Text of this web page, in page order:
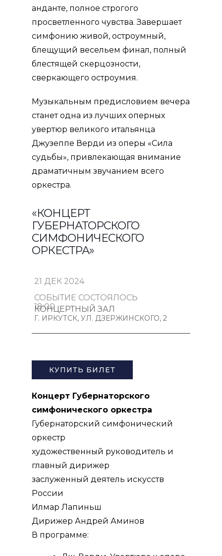
анданте, полное строгого
просветлен­ного чувства. Завершает
симфонию живой, остроумный,
блещущий весельем финал, полный
блестящей скерцозности,
сверкающего остроумия.
Музыкальным предисловием вечера
станет одна из лучших оперных
увертюр великого итальянца
Джузеппе Верди из оперы «Сила
судьбы», привлекающая внимание
драматичным звучанием всего
оркестра.
«КОНЦЕРТ
ГУБЕРНАТОРСКОГО
СИМФОНИЧЕСКОГО
ОРКЕСТРА»
21 ДЕК 2024
СОБЫТИЕ СОСТОЯЛОСЬ
18:00
КОНЦЕРТНЫЙ ЗАЛ
Г. ИРКУТСК, УЛ. ДЗЕРЖИНСКОГО, 2
КУПИТЬ БИЛЕТ
Концерт Губернаторского
симфонического оркестра
Губернаторский симфонический
оркестр
художественный руководитель и
главный дирижер
заслуженный деятель искусств
России
Илмар Лапиньш
Дирижер Андрей Аминов
В программе: